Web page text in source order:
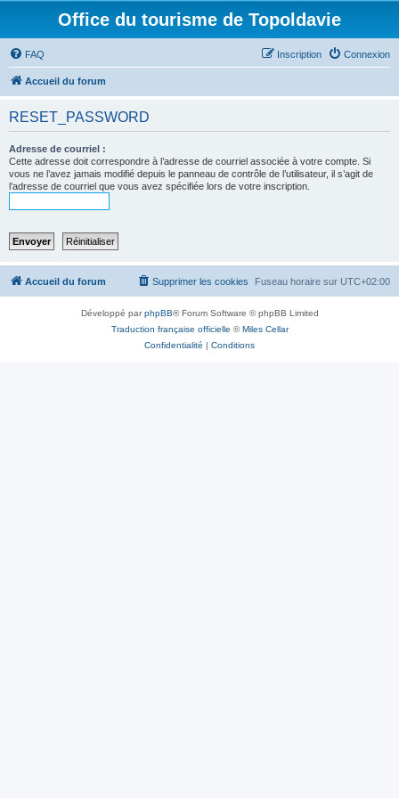
Office du tourisme de Topoldavie
FAQ Connexion
Inscription
Accueil du forum
RESET_PASSWORD
Adresse de courriel :
Cette adresse doit correspondre à l’adresse de courriel associée à votre compte. Si
vous ne l’avez jamais modifié depuis le panneau de contrôle de l’utilisateur, il s’agit de
l’adresse de courriel que vous avez spécifiée lors de votre inscription.
Accueil du forum Fuseau horaire sur UTC+02:00
Supprimer les cookies
Développé parphpBB® Forum Software © phpBB Limited
Traduction française officielle ©Miles Cellar
Confidentialité | Conditions